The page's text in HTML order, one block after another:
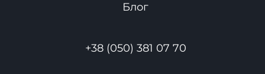
Блог
+38 (050) 381 07 70